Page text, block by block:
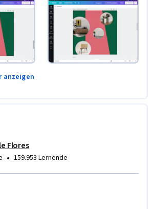
anzeigen
Flores
• 159.953 Lernende